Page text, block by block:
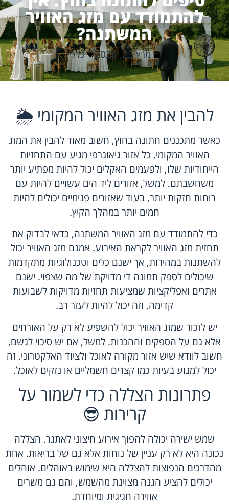
להתמודד עם מזג האוויר
המשתנה?
מרץ 25, 2026 כללי
להבין את מזג האוויר המקומי 🌦️
כאשר מתכננים חתונה בחוץ, חשוב מאוד להבין את המזג
האוויר המקומי. כל אזור גיאוגרפי מגיע עם התחזיות
הייחודיות שלו, ולפעמים האקלים יכול להיות מפתיע יותר
משחשבתם. למשל, אזורים ליד הים עשויים להיות עם
רוחות חזקות יותר, בעוד שאזורים פנימיים יכולים להיות
חמים יותר במהלך הקיץ.
כדי להתמודד עם מזג האוויר המשתנה, כדאי לבדוק את
תחזית מזג האוויר לקראת האירוע. אמנם מזג האוויר יכול
להשתנות במהירות, אך ישנם כלים וטכנולוגיות מתקדמות
שיכולים לספק תמונה די מדויקת של מה שצפוי. ישנם
אתרים ואפליקציות שמציעות תחזיות מדויקות לשבועות
קדימה, וזה יכול להיות לעזר רב.
יש לזכור שמזג האוויר יכול להשפיע לא רק על האורחים
אלא גם על הספקים וההכנות. למשל, אם יש סיכוי לגשם,
חשוב לוודא שיש אזור מקורה לאוכל ולציוד האלקטרוני. זה
יכול למנוע בעיות כמו קצרים חשמליים או נזקים לאוכל.
פתרונות הצללה כדי לשמור על
קרירות 😎
שמש ישירה יכולה להפוך אירוע חיצוני לאתגר. הצללה
נכונה היא לא רק עניין של נוחות אלא גם של בריאות. אחת
מהדרכים הנפוצות להצללה היא שימוש באוהלים. אוהלים
יכולים להציע הגנה מצוינת מהשמש, והם גם משרים
אווירה חגיגית ומיוחדת.